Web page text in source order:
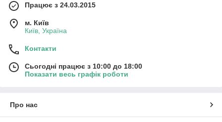
Працює з 24.03.2015
м. Київ
Київ, Україна
Контакти
Сьогодні працює з 10:00 до 18:00
Показати весь графік роботи
Про нас